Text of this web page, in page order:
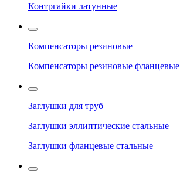
Контргайки латунные
Компенсаторы резиновые
Компенсаторы резиновые фланцевые
Заглушки для труб
Заглушки эллиптические стальные
Заглушки фланцевые стальные